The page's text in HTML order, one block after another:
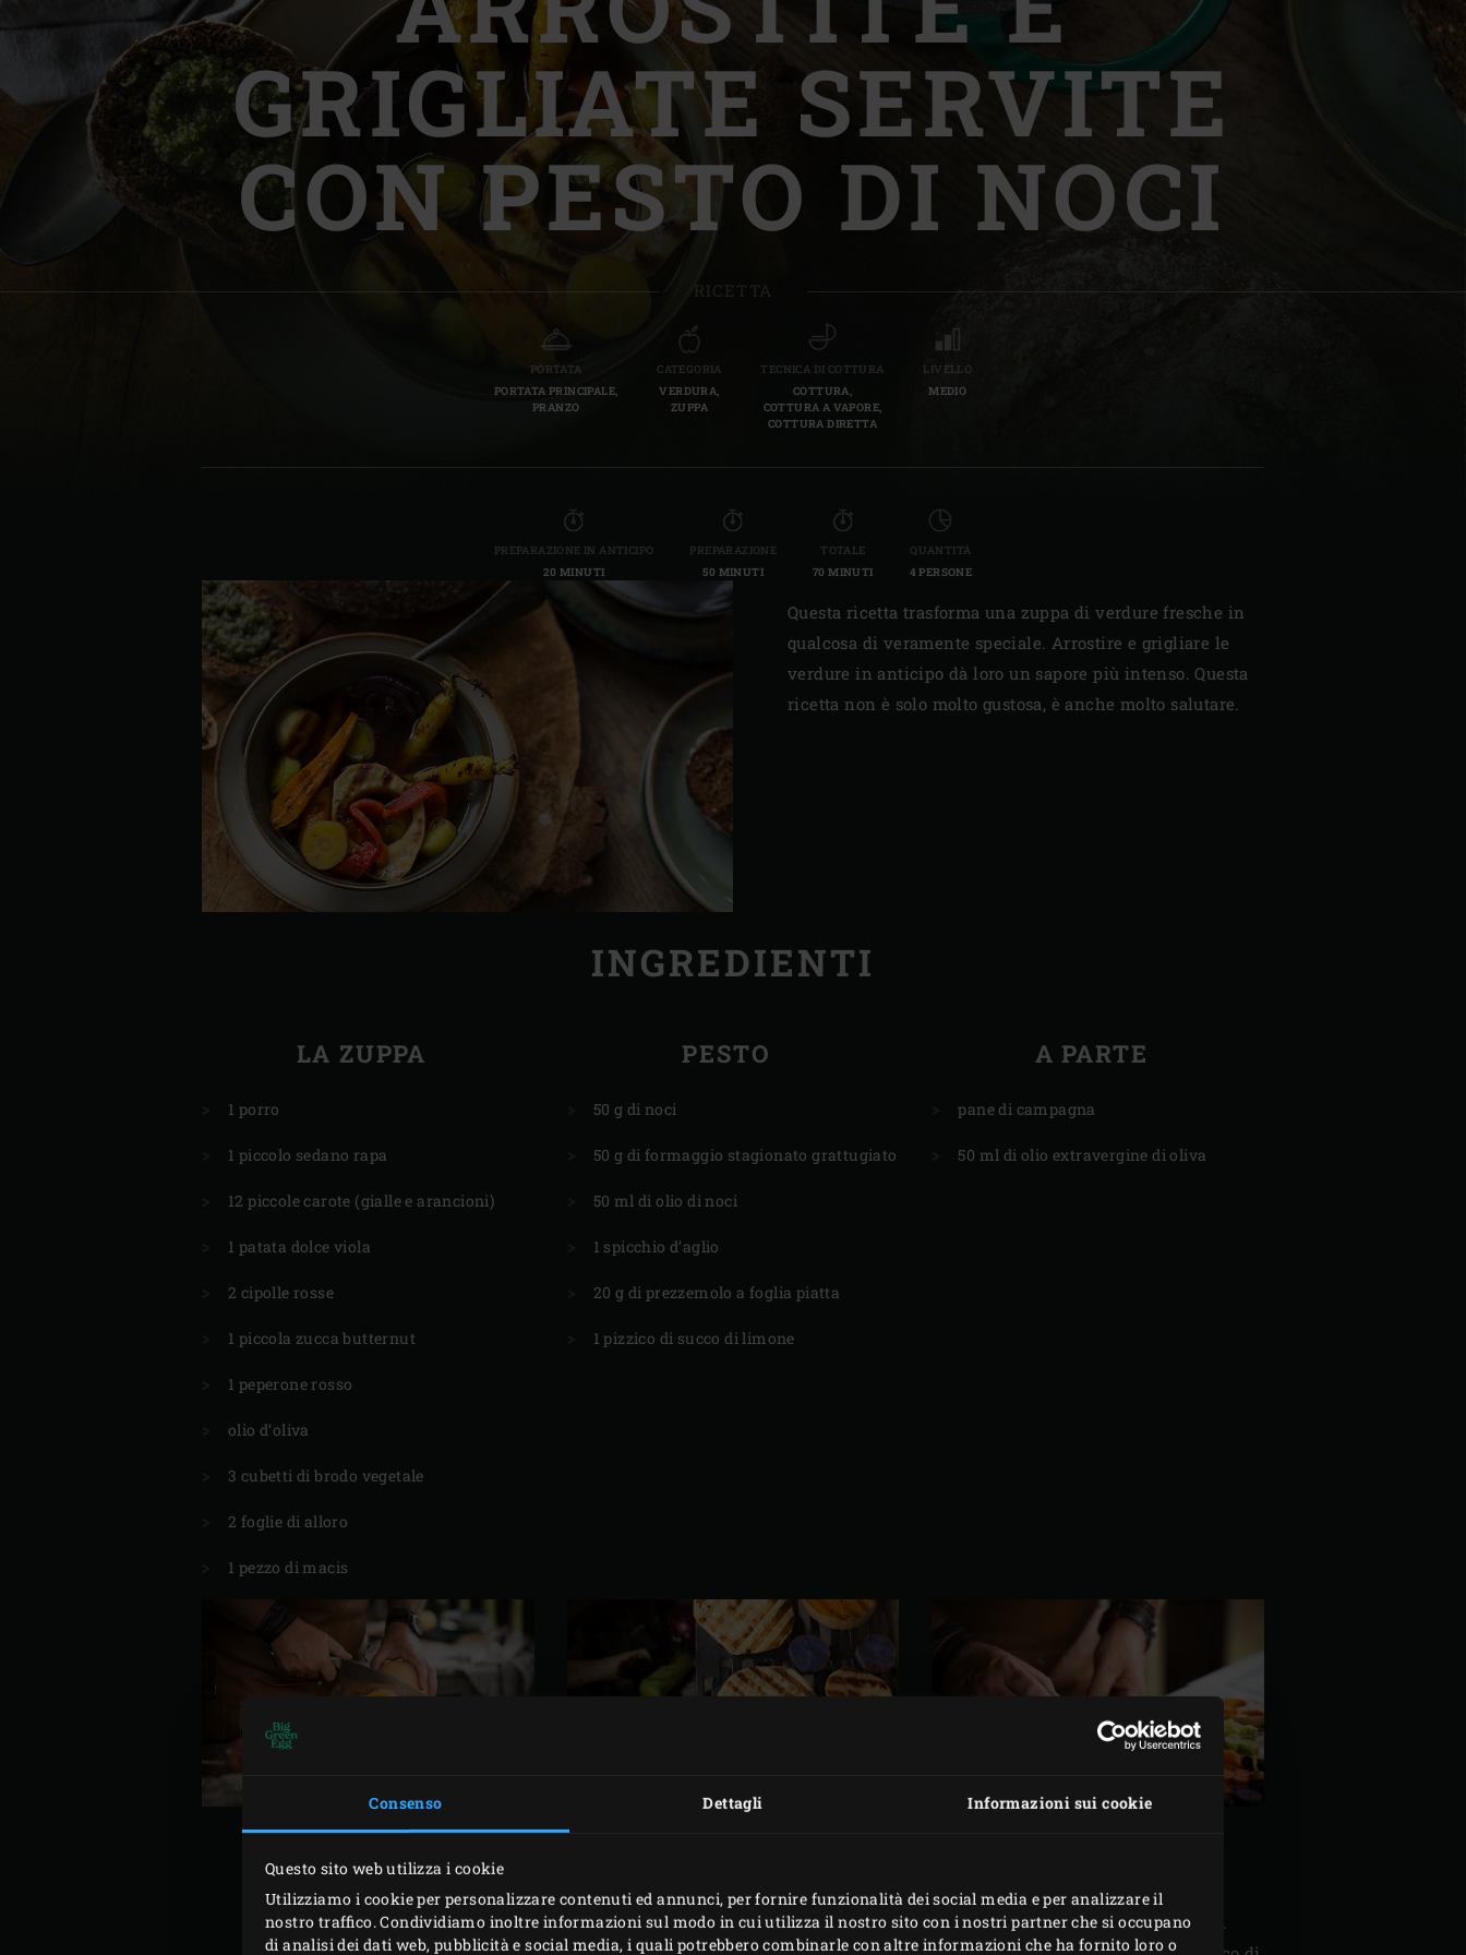
Consenso Dettagli Informazioni sui cookie
Questo sito web utilizza i cookie
Utilizziamo i cookie per personalizzare contenuti ed annunci, per fornire funzionalità dei social media e per analizzare il
nostro traffico. Condividiamo inoltre informazioni sul modo in cui utilizza il nostro sito con i nostri partner che si occupano
di analisi dei dati web, pubblicità e social media, i quali potrebbero combinarle con altre informazioni che ha fornito loro o
Denmark | Danmark
Estonia | Eesti
Finland | Suomi
France | France
Germany | Deutschland
Slovenia | Slovenija
Spain | España
Sweden | Sverige
Switzerland (French) | Schweiz (Français)
Switzerland | Schweiz
GRIGLIATE SERVITE
CON PESTO DI NOCI
RICETTA
PORTATA
PORTATA PRINCIPALE,
PRANZO
CATEGORIA
VERDURA,
ZUPPA
TECNICA DI COTTURA
COTTURA,
COTTURA A VAPORE,
COTTURA DIRETTA
LIVELLO
MEDIO
PREPARAZIONE IN ANTICIPO
20 MINUTI
PREPARAZIONE
50 MINUTI
TOTALE
70 MINUTI
QUANTITÀ
4 PERSONE
Questa ricetta trasforma una zuppa di verdure fresche in
qualcosa di veramente speciale. Arrostire e grigliare le
verdure in anticipo dà loro un sapore più intenso. Questa
ricetta non è solo molto gustosa, è anche molto salutare.
INGREDIENTI
LA ZUPPA
1 porro
1 piccolo sedano rapa
12 piccole carote (gialle e arancioni)
1 patata dolce viola
2 cipolle rosse
1 piccola zucca butternut
1 peperone rosso
olio d’oliva
3 cubetti di brodo vegetale
2 foglie di alloro
1 pezzo di macis
PESTO
50 g di noci
50 g di formaggio stagionato grattugiato
50 ml di olio di noci
1 spicchio d’aglio
20 g di prezzemolo a foglia piatta
1 pizzico di succo di limone
A PARTE
pane di campagna
50 ml di olio extravergine di oliva
PREPARAZIONE IN ANTICIPO
Collocare unaHalf Cast Iron Gridnel Big Green Egg, accendere il carbone e riscaldare fino a una temperatura di 180°C.